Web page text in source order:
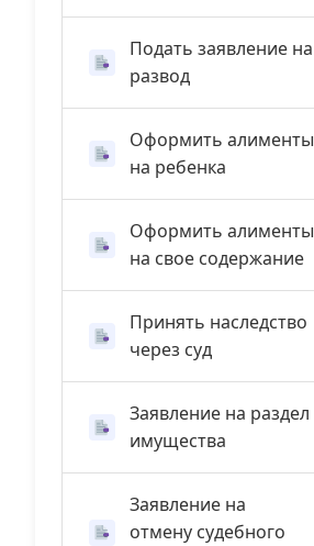
Подать заявление на
развод
Оформить алименты
на ребенка
Оформить алименты
на свое содержание
Принять наследство
через суд
Заявление на раздел
имущества
Заявление на
отмену судебного